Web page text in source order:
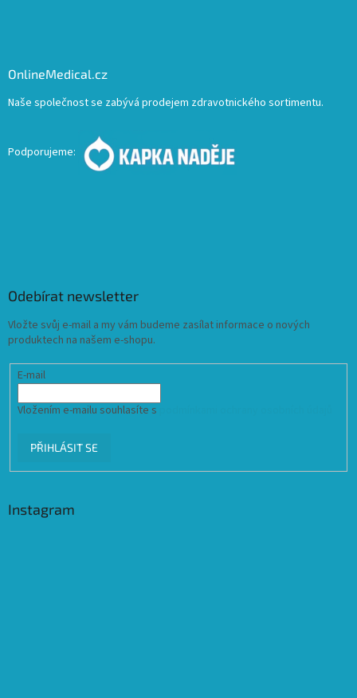
OnlineMedical.cz
Naše společnost se zabývá prodejem zdravotnického sortimentu.
Podporujeme:
Odebírat newsletter
Vložte svůj e-mail a my vám budeme zasílat informace o nových
produktech na našem e-shopu.
E-mail
Vložením e-mailu souhlasíte s
PŘIHLÁSIT SE
Instagram